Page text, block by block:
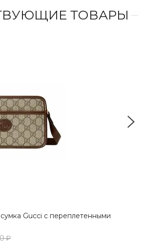
ТОВАРЫ
Gucci с переплетенными
₽